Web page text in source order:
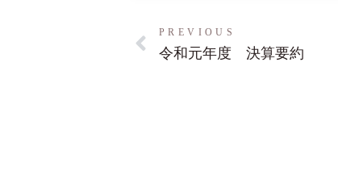
PREVIOUS
令和元年度 決算要約